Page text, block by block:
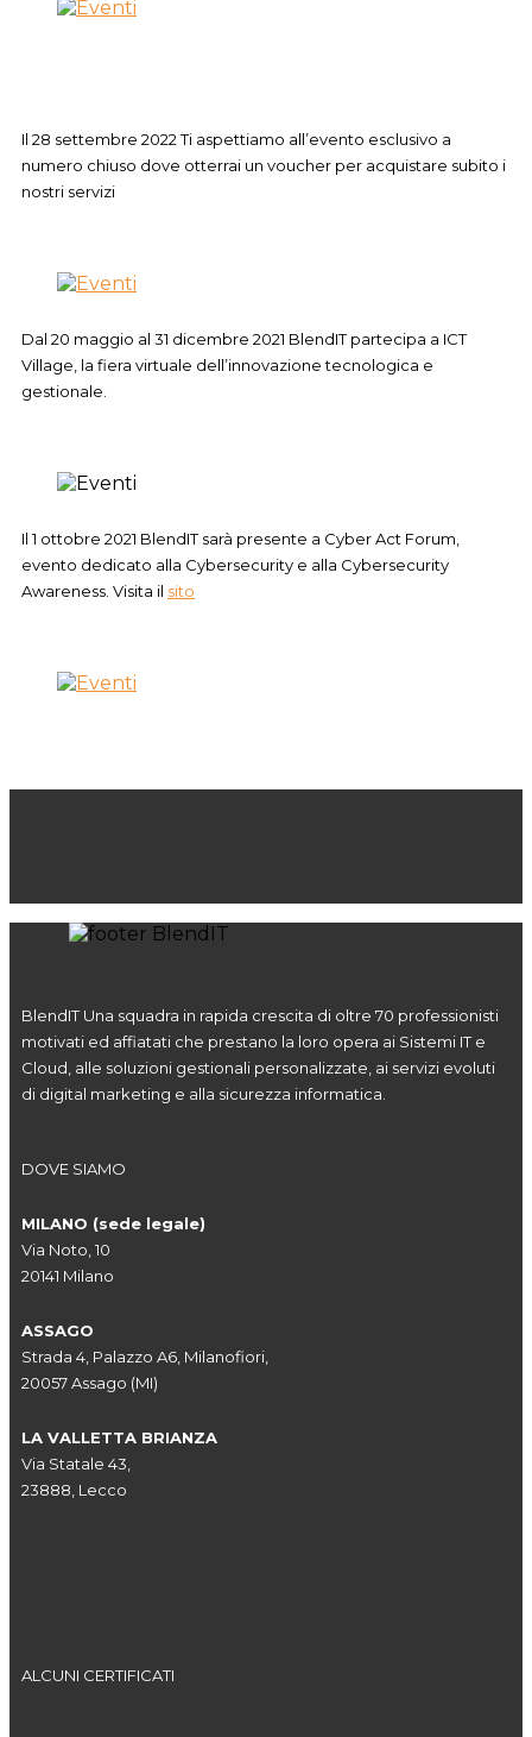
Il 28 settembre 2022 Ti aspettiamo all’evento esclusivo a
numero chiuso dove otterrai un voucher per acquistare subito i
nostri servizi
Dal 20 maggio al 31 dicembre 2021 BlendIT partecipa a ICT
Village, la fiera virtuale dell’innovazione tecnologica e
gestionale.
Il 1 ottobre 2021 BlendIT sarà presente a Cyber Act Forum,
evento dedicato alla Cybersecurity e alla Cybersecurity
Awareness. Visita il sito
BlendIT Una squadra in rapida crescita di oltre 70 professionisti
motivati ed affiatati che prestano la loro opera ai Sistemi IT e
Cloud, alle soluzioni gestionali personalizzate, ai servizi evoluti
di digital marketing e alla sicurezza informatica.
DOVE SIAMO
MILANO (sede legale)
Via Noto, 10
20141 Milano
ASSAGO
Strada 4, Palazzo A6, Milanofiori,
20057 Assago (MI)
LA VALLETTA BRIANZA
Via Statale 43,
23888, Lecco
ALCUNI CERTIFICATI